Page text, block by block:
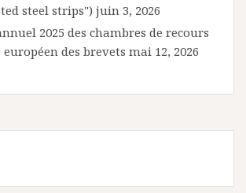
steel strips") juin 3, 2026
2025 des chambres de recours
européen des brevets mai 12, 2026